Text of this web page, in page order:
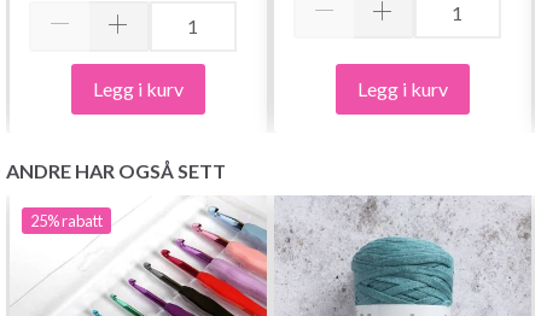
Legg i kurv Legg i kurv
ANDRE HAR OGSÅ SETT
25%rabatt